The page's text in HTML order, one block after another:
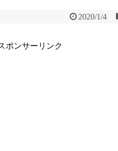
2020/1/4
ポンサーリンク